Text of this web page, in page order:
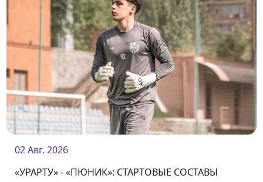
02 Авг. 2026
«УРАРТУ» - «ПЮНИК»: СТАРТОВЫЕ СОСТАВЫ